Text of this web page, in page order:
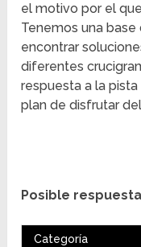
el motivo por el
Tenemos una
encontrar
diferentes
respuesta a la
plan de disfrutar
Posible
Categoría